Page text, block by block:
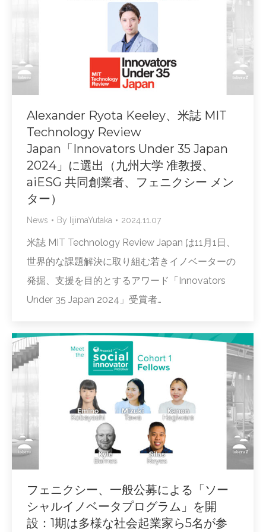
Alexander Ryota Keeley、米誌 MIT
Technology Review
Japan「Innovators Under 35 Japan
2024」に選出（九州大学 准教授、
aiESG 共同創業者、フェニクシー メン
ター）
News By IijimaYutaka 2024.11.07
米誌 MIT Technology Review Japan は11月1日、
世界的な課題解決に取り組む若きイノベーターの
発掘、支援を目的とするアワード「Innovators
Under 35 Japan 2024」受賞者…
フェニクシー、一般公募による「ソー
シャルイノベータプログラム」を開
設：1期は多様な社会起業家ら5名が参